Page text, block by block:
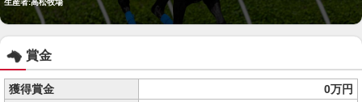
生産者:高松牧場
賞金
獲得賞金
0万円